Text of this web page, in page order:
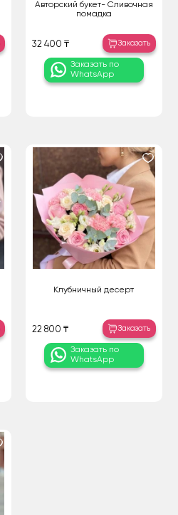
Авторский букет- Сливочная
помадка
32 400 ₸ Заказать
Заказать по
WhatsApp
Клубничный десерт
22 800 ₸ Заказать
Заказать по
WhatsApp